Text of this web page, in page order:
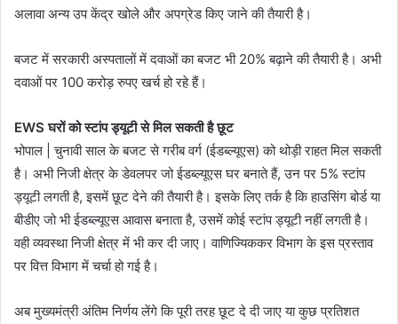
अलावा अन्य उप केंद्र खोले और अपग्रेड किए जाने की तैयारी है।
बजट में सरकारी अस्पतालों में दवाओं का बजट भी 20% बढ़ाने की तैयारी है। अभी
दवाओं पर 100 करोड़ रुपए खर्च हो रहे हैं।
EWS घरों को स्टांप ड्यूटी से मिल सकती है छूट
भोपाल | चुनावी साल के बजट से गरीब वर्ग (ईडब्ल्यूएस) को थोड़ी राहत मिल सकती
है। अभी निजी क्षेत्र के डेवलपर जो ईडब्ल्यूएस घर बनाते हैं, उन पर 5% स्टांप
ड्यूटी लगती है, इसमें छूट देने की तैयारी है। इसके लिए तर्क है कि हाउसिंग बोर्ड या
बीडीए जो भी ईडब्ल्यूएस आवास बनाता है, उसमें कोई स्टांप ड्यूटी नहीं लगती है।
वही व्यवस्था निजी क्षेत्र में भी कर दी जाए। वाणिज्यिककर विभाग के इस प्रस्ताव
पर वित्त विभाग में चर्चा हो गई है।
अब मुख्यमंत्री अंतिम निर्णय लेंगे कि पूरी तरह छूट दे दी जाए या कुछ प्रतिशत